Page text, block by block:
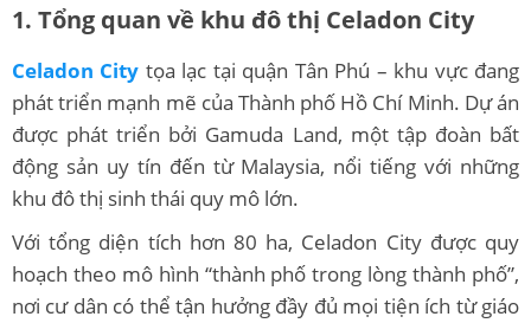
1. Tổng quan về khu đô thị Celadon City
Celadon City tọa lạc tại quận Tân Phú – khu vực đang
phát triển mạnh mẽ của Thành phố Hồ Chí Minh. Dự án
được phát triển bởi Gamuda Land, một tập đoàn bất
động sản uy tín đến từ Malaysia, nổi tiếng với những
khu đô thị sinh thái quy mô lớn.
Với tổng diện tích hơn 80 ha, Celadon City được quy
hoạch theo mô hình “thành phố trong lòng thành phố”,
nơi cư dân có thể tận hưởng đầy đủ mọi tiện ích từ giáo